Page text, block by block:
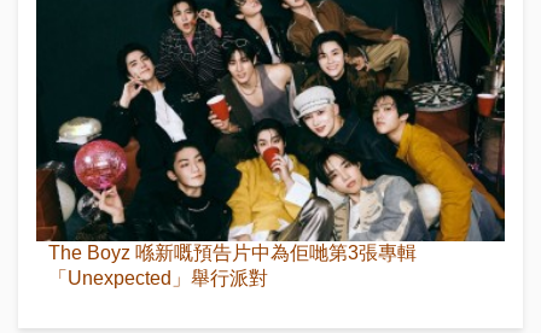
The Boyz 喺新嘅預告片中為佢哋第3張專輯
「Unexpected」舉行派對